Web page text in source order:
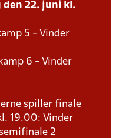
den 22. juni kl.
5 - Vinder
6 - Vinder
spiller finale
19.00: Vinder
2